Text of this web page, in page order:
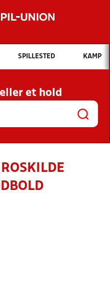
Hvad vil du søge efter?
OG NYHEDER
KLUBBER OG
SPILLESTED KAMP
et hold